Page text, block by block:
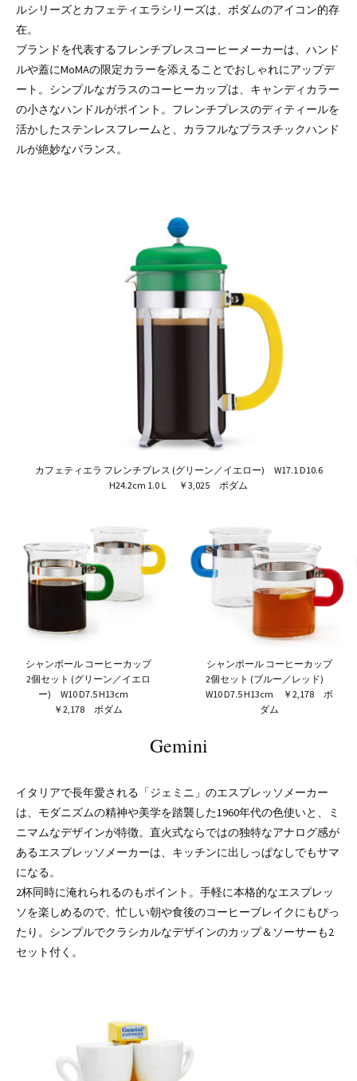
ルシリーズとカフェティエラシリーズは、ボダムのアイコン的存
在。
ブランドを代表するフレンチプレスコーヒーメーカーは、ハンド
ルや蓋にMoMAの限定カラーを添えることでおしゃれにアップデ
ート。シンプルなガラスのコーヒーカップは、キャンディカラー
の小さなハンドルがポイント。フレンチプレスのディティールを
活かしたステンレスフレームと、カラフルなプラスチックハンド
ルが絶妙なバランス。
カフェティエラ フレンチプレス (グリーン／イエロー) W17.1 D10.6
H24.2cm 1.0Ｌ ￥3,025 ボダム
シャンボール コーヒーカップ
2個セット (グリーン／イエロ
ー) W10 D7.5 H13cm
￥2,178 ボダム
シャンボール コーヒーカップ
2個セット (ブルー／レッド)
W10 D7.5 H13cm ￥2,178 ボ
ダム
Gemini
イタリアで長年愛される「ジェミニ」のエスプレッソメーカー
は、モダニズムの精神や美学を踏襲した1960年代の色使いと、ミ
ニマムなデザインが特徴。直火式ならではの独特なアナログ感が
あるエスプレッソメーカーは、キッチンに出しっぱなしでもサマ
になる。
2杯同時に淹れられるのもポイント。手軽に本格的なエスプレッ
ソを楽しめるので、忙しい朝や食後のコーヒーブレイクにもぴっ
たり。シンプルでクラシカルなデザインのカップ＆ソーサーも2
セット付く。